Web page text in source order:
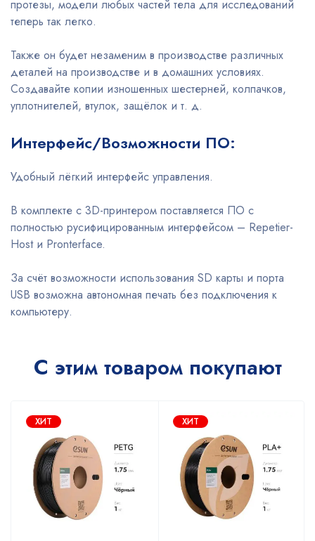
протезы, модели любых частей тела для исследований
теперь так легко.
Также он будет незаменим в производстве различных
деталей на производстве и в домашних условиях.
Создавайте копии изношенных шестерней, колпачков,
уплотнителей, втулок, защёлок и т. д.
Интерфейс/Возможности ПО:
Удобный лёгкий интерфейс управления.
В комплекте с 3D-принтером поставляется ПО с
полностью русифицированным интерфейсом – Repetier-
Host и Pronterface.
За счёт возможности использования SD карты и порта
USB возможна автономная печать без подключения к
компьютеру.
С этим товаром покупают
ХИТ ХИТ